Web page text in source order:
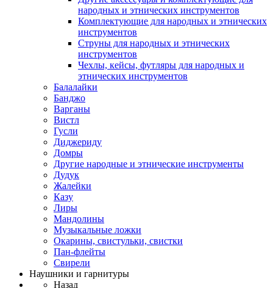
народных и этнических инструментов
Комплектующие для народных и этнических
инструментов
Струны для народных и этнических
инструментов
Чехлы, кейсы, футляры для народных и
этнических инструментов
Балалайки
Банджо
Варганы
Вистл
Гусли
Диджериду
Домры
Другие народные и этнические инструменты
Дудук
Жалейки
Казу
Лиры
Мандолины
Музыкальные ложки
Окарины, свистульки, свистки
Пан-флейты
Свирели
Наушники и гарнитуры
Назад